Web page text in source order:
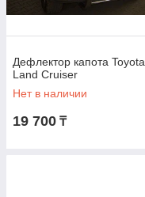
Дефлектор капота Toyota
Land Cruiser
Нет в наличии
19 700 ₸